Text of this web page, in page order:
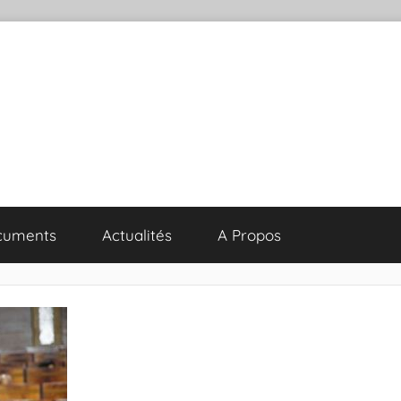
Actualités A Propos